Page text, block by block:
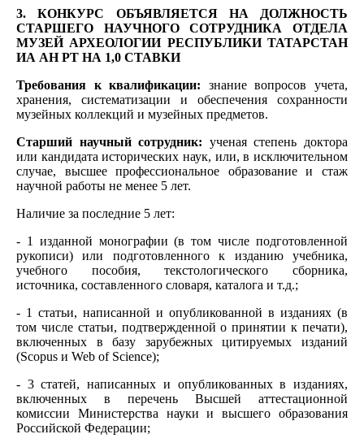
3. КОНКУРС ОБЪЯВЛЯЕТСЯ НА ДОЛЖНОСТЬ
СТАРШЕГО НАУЧНОГО СОТРУДНИКА ОТДЕЛА
МУЗЕЙ АРХЕОЛОГИИ РЕСПУБЛИКИ ТАТАРСТАН
ИА АН РТ НА 1,0 СТАВКИ
Требования к квалификации: знание вопросов учета,
хранения, систематизации и обеспечения сохранности
музейных коллекций и музейных предметов.
Старший научный сотрудник: ученая степень доктора
или кандидата исторических наук, или, в исключительном
случае, высшее профессиональное образование и стаж
научной работы не менее 5 лет.
Наличие за последние 5 лет:
- 1 изданной монографии (в том числе подготовленной
рукописи) или подготовленного к изданию учебника,
учебного пособия, текстологического сборника,
источника, составленного словаря, каталога и т.д.;
- 1 статьи, написанной и опубликованной в изданиях (в
том числе статьи, подтвержденной о принятии к печати),
включенных в базу зарубежных цитируемых изданий
(Scopus и Web of Science);
- 3 статей, написанных и опубликованных в изданиях,
включенных в перечень Высшей аттестационной
комиссии Министерства науки и высшего образования
Российской Федерации;